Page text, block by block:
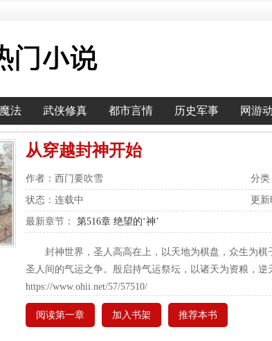
法 武侠修真 都市言情 历史军事 网游
从穿越封神开始
作者：西门要吹雪 分类
状态：连载中 更新
最新章节： 第516章 绝望的‘神’
封神世界，圣人高高在上，以天地为棋盘，众生为
圣人间的气运之争。殷启持气运祭坛，以诸天为资粮，
https://www.ohii.net/57/57510/
阅读第一章 加入书架 推荐本书